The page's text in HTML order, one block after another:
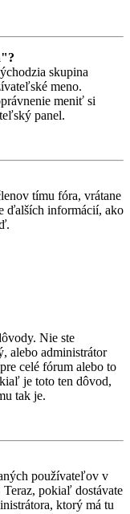
skupina
meno.
meniť si
panel.
tímu fóra, vrátane
ďalších informácií, ako
Nie ste
alebo administrátor
celé fórum alebo to
je toto ten dôvod,
tak je.
používateľov v
Teraz, pokiaľ dostávate
ktorý má tu